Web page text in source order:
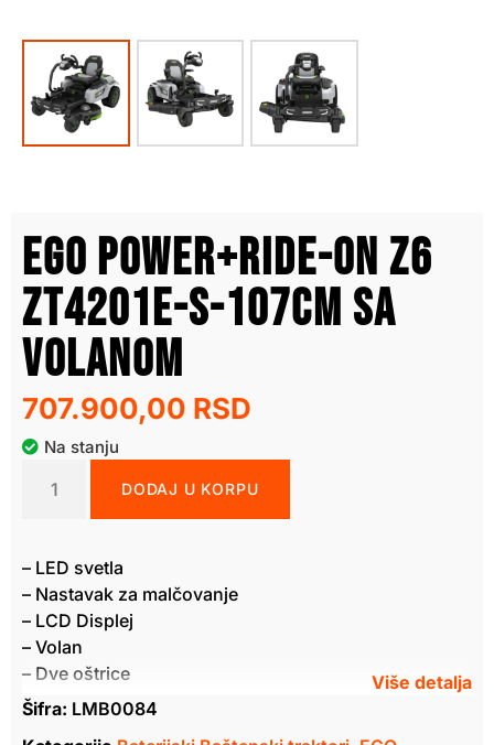
EGO POWER+Ride-on Z6
ZT4201E-S-107cm sa
volanom
707.900,00 RSD
Na stanju
DODAJ U KORPU
– LED svetla
– Nastavak za malčovanje
– LCD Displej
– Volan
– Dve oštrice
Dodatna oprema (opciono):
Šifra: LMB0084